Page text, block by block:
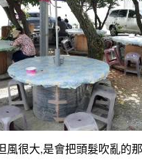
風很大,是會把頭髮吹亂的